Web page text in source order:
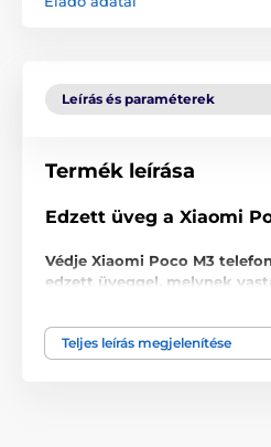
Leírás és paraméterek
Termék leírása
Edzett üveg a Xiaomi
Védje Xiaomi Poco M3
edzett üveggel, melynek
Ne hagyja, hogy az alacsony
védő edzett üveg Xiaomi
Teljes leírás megjelenítése